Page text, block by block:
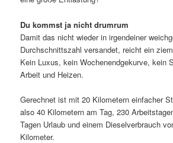
Du kommst ja nicht drumrum
Damit das nicht wieder in irgendeiner
Durchschnittszahl versandet, reicht ein
Kein Luxus, kein Wochenendgekurve, kein
Arbeit und Heizen.
Gerechnet ist mit 20 Kilometern einfacher
also 40 Kilometern am Tag, 230
Tagen Urlaub und einem Dieselverbrauch
Kilometer.